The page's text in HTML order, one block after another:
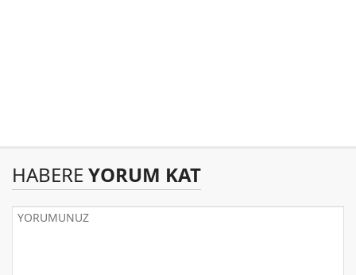
HABERE YORUM KAT